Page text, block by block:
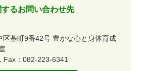
るお問い合わせ先
区基町9番42号 豊かな心と身体育成
Fax：082-223-6341